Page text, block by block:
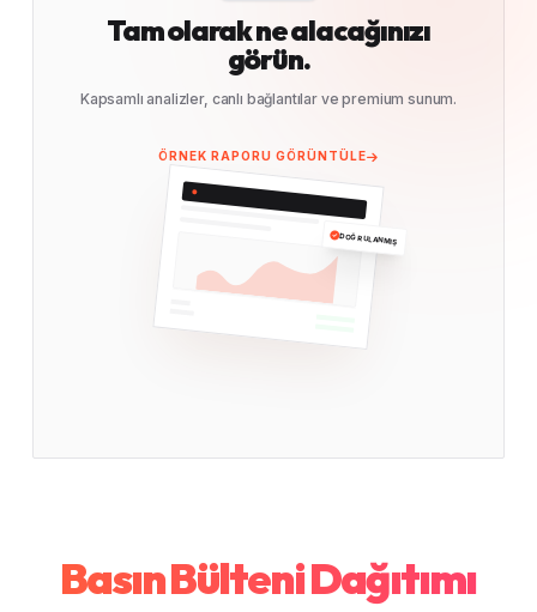
Tam olarak ne alacağınızı
görün.
Kapsamlı analizler, canlı bağlantılar ve premium sunum.
ÖRNEK RAPORU GÖRÜNTÜLE
DOĞRULANMIŞ
Basın Bülteni Dağıtımı